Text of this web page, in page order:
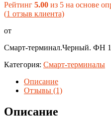
Рейтинг 5.00 из 5 на основе
(1 отзыв клиента)
от
Смарт-терминал.Черный. ФН
Категория: Смарт-терминалы
Описание
Отзывы (1)
Описание